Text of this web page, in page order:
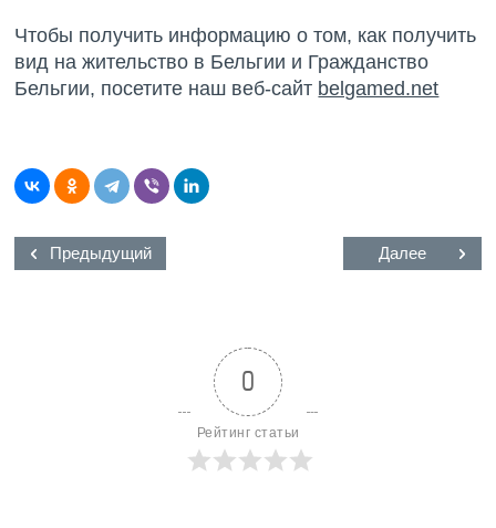
Чтобы получить информацию о том, как получить
вид на жительство в Бельгии и Гражданство
Бельгии, посетите наш веб-сайт belgamed.net
Далее
Предыдущий
0
Рейтинг статьи